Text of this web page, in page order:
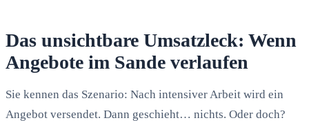
Das unsichtbare Umsatzleck: Wenn
Angebote im Sande verlaufen
Sie kennen das Szenario: Nach intensiver Arbeit wird ein
Angebot versendet. Dann geschieht… nichts. Oder doch?